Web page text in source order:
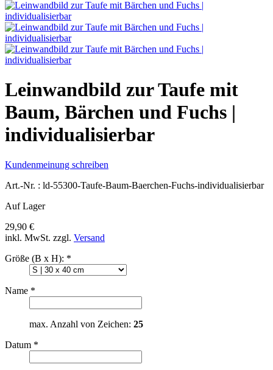
Leinwandbild zur Taufe mit
Baum, Bärchen und Fuchs |
individualisierbar
Kundenmeinung schreiben
Art.-Nr. : ld-55300-Taufe-Baum-Baerchen-Fuchs-individualisierbar
Auf Lager
29,90 €
inkl. MwSt. zzgl. Versand
Größe (B x H): *
Name *
max. Anzahl von Zeichen: 25
Datum *